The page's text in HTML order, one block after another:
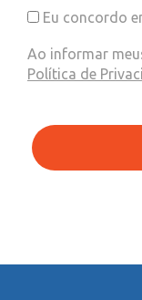
Eu concordo
Ao informar
Política de